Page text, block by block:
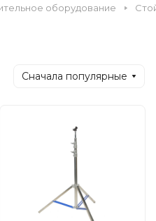
оборудование
Сначала популярные